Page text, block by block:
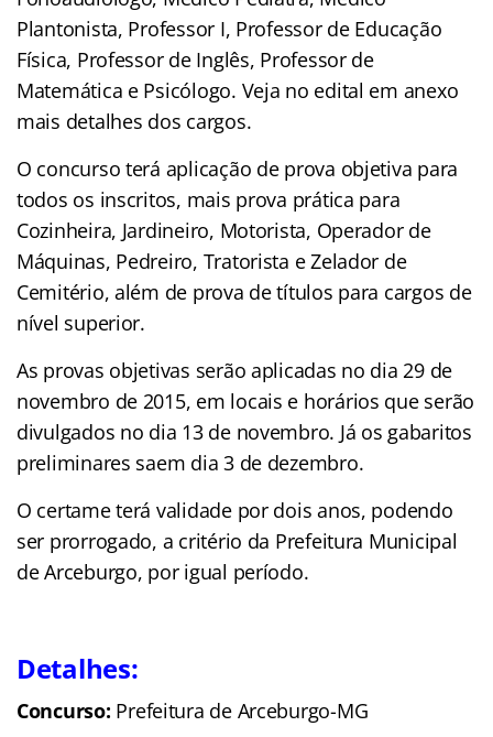
Plantonista, Professor I, Professor de Educação
Física, Professor de Inglês, Professor de
Matemática e Psicólogo. Veja no edital em anexo
mais detalhes dos cargos.
O concurso terá aplicação de prova objetiva para
todos os inscritos, mais prova prática para
Cozinheira, Jardineiro, Motorista, Operador de
Máquinas, Pedreiro, Tratorista e Zelador de
Cemitério, além de prova de títulos para cargos de
nível superior.
As provas objetivas serão aplicadas no dia 29 de
novembro de 2015, em locais e horários que serão
divulgados no dia 13 de novembro. Já os gabaritos
preliminares saem dia 3 de dezembro.
O certame terá validade por dois anos, podendo
ser prorrogado, a critério da Prefeitura Municipal
de Arceburgo, por igual período.
Detalhes:
Concurso: Prefeitura de Arceburgo-MG